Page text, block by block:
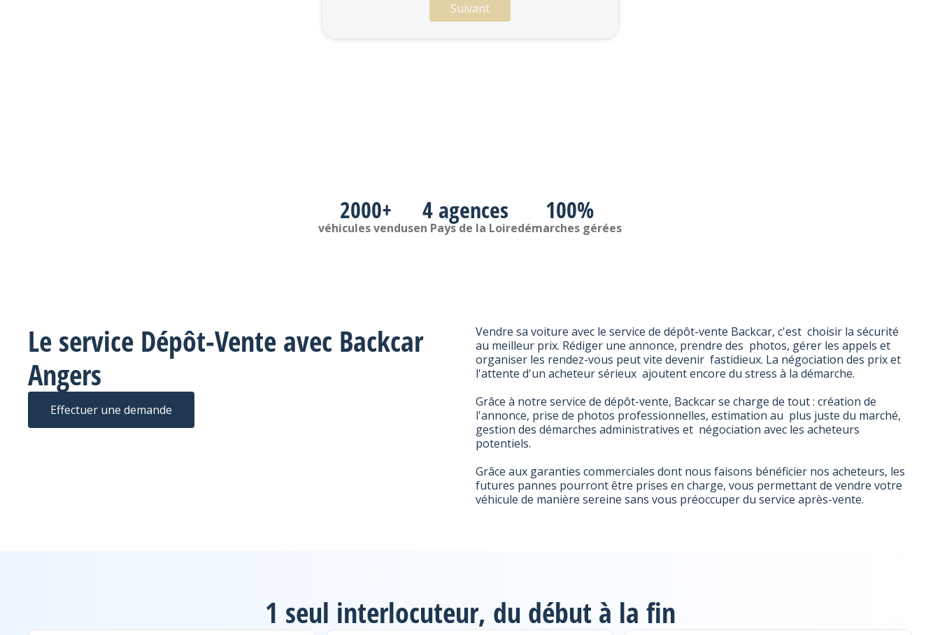
Suivant
2000+
véhicules vendus
4 agences
en Pays de la Loire
100%
démarches gérées
Le service Dépôt-Vente avec Backcar
Angers
Effectuer une demande
Vendre sa voiture avec le service de dépôt-vente Backcar, c'est choisir la sécurité
au meilleur prix. Rédiger une annonce, prendre des photos, gérer les appels et
organiser les rendez-vous peut vite devenir fastidieux. La négociation des prix et
l'attente d'un acheteur sérieux ajoutent encore du stress à la démarche.
Grâce à notre service de dépôt-vente, Backcar se charge de tout : création de
l'annonce, prise de photos professionnelles, estimation au plus juste du marché,
gestion des démarches administratives et négociation avec les acheteurs
potentiels.
Grâce aux garanties commerciales dont nous faisons bénéficier nos acheteurs, les
futures pannes pourront être prises en charge, vous permettant de vendre votre
véhicule de manière sereine sans vous préoccuper du service après-vente.
1 seul interlocuteur, du début à la fin